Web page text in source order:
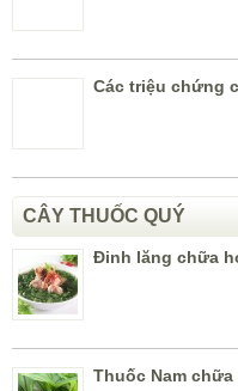
Thuốc Nam
MÓN ĂN BÀI THUỐC
Món ăn có tác
phục vô sinh nam
Các loại rau